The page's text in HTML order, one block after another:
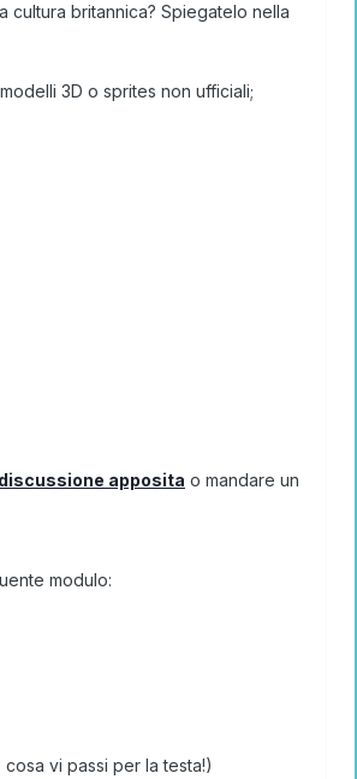
cultura britannica? Spiegatelo nella
3D o sprites non ufficiali;
discussione apposita o mandare un
modulo:
vi passi per la testa!)